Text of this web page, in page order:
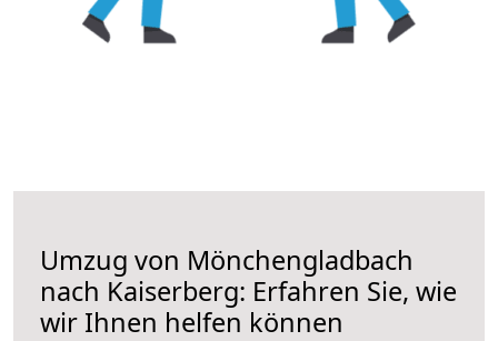
Umzug von Mönchengladbach
nach Kaiserberg: Erfahren Sie, wie
wir Ihnen helfen können